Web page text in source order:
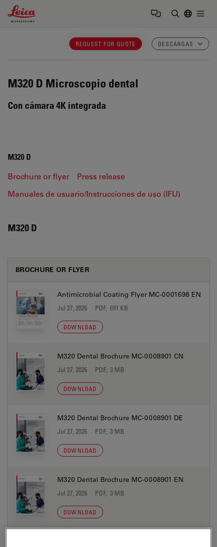
Leica Microsystems Logo
REQUEST FOR QUOTE DESCARGAS
M320 D Microscopio dental
Con cámara 4K integrada
M320 D
Brochure or flyer
Press release
Manuales de usuario/Instrucciones de uso (IFU)
M320 D
BROCHURE OR FLYER
Antimicrobial Coating Flyer MC-0001698 EN
Jul 27, 2026 PDF, 691 KB
DOWNLOAD
M320 Dental Brochure MC-0008901 CN
Jul 27, 2026 PDF, 3 MB
DOWNLOAD
M320 Dental Brochure MC-0008901 DE
Jul 27, 2026 PDF, 3 MB
DOWNLOAD
M320 Dental Brochure MC-0008901 EN
Jul 27, 2026 PDF, 3 MB
DOWNLOAD